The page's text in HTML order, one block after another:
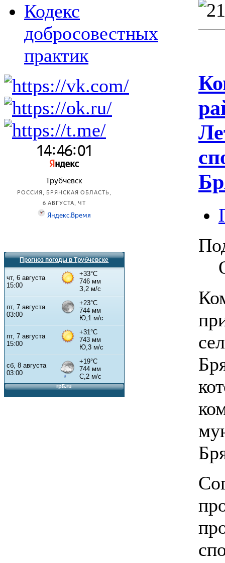
Кодекс
добросовестных
практик
Прогноз погоды в Трубчевске